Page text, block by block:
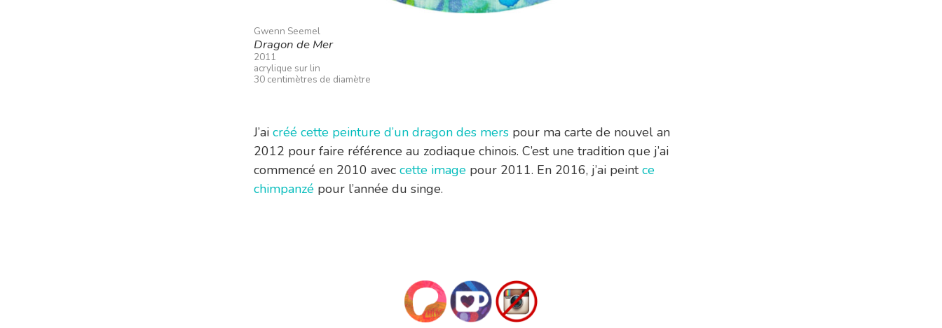
Gwenn Seemel
Dragon de Mer
2011
acrylique sur lin
30 centimètres de diamètre
J’ai créé cette peinture d’un dragon des merspour ma carte de nouvel an
2012 pour faire référence au zodiaque chinois. C’est une tradition que j’ai
commencé en 2010 avec cette imagepour 2011. En 2016, j’ai peintce
chimpanzépour l’année du singe.